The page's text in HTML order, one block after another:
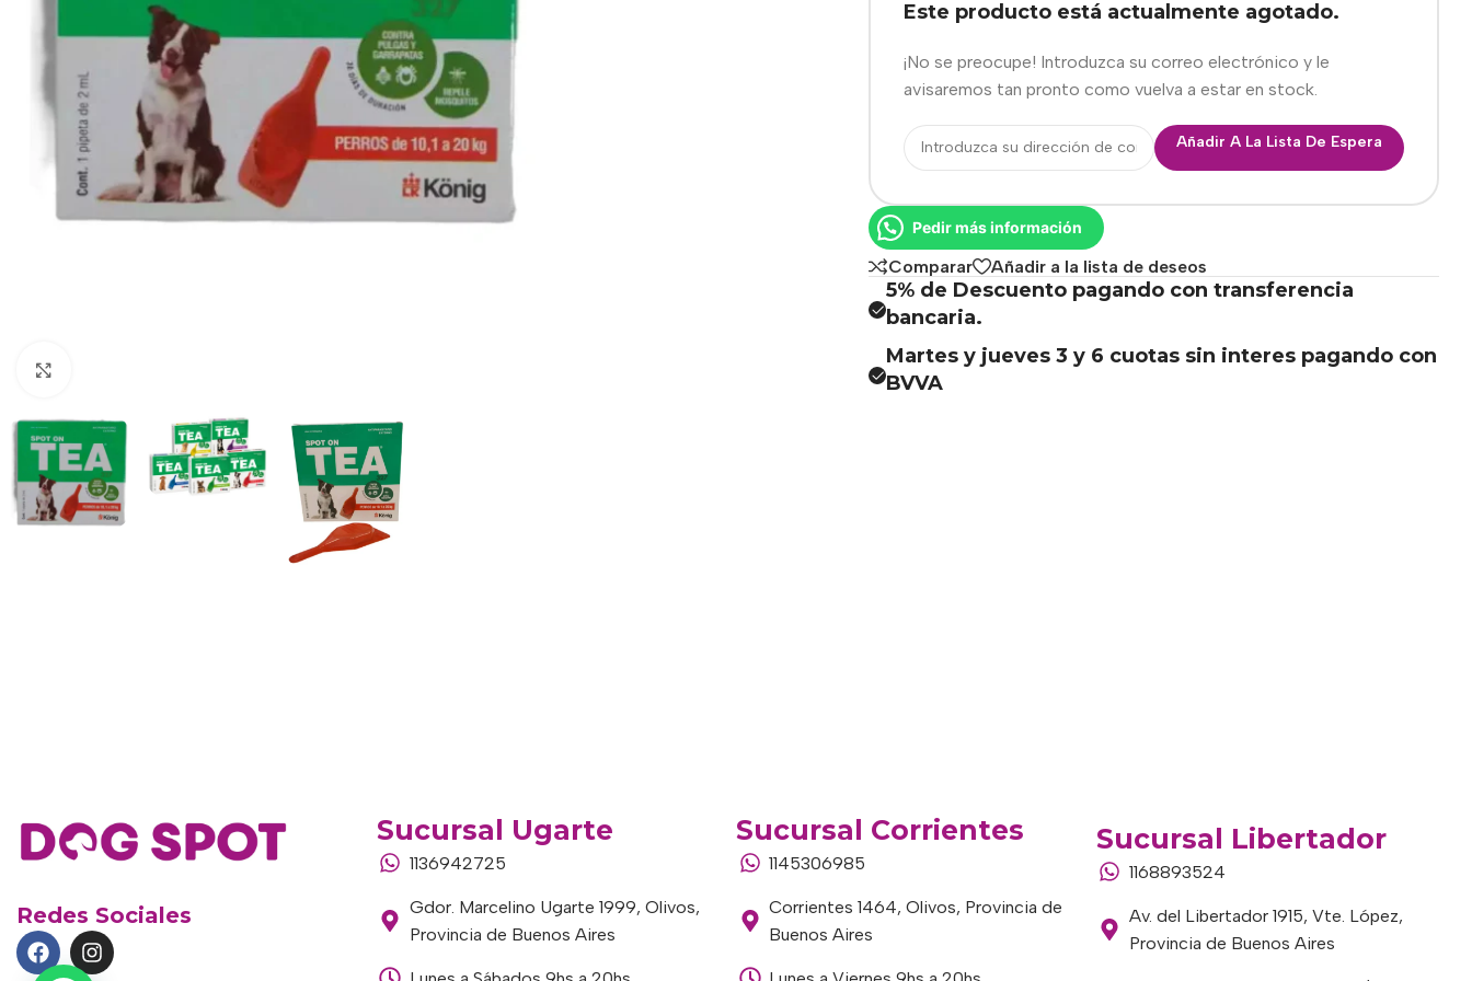
Este producto está actualmente agotado.
¡No se preocupe! Introduzca su correo electrónico y le
avisaremos tan pronto como vuelva a estar en stock.
Añadir A La Lista De Espera
Pedir más información
Comparar Añadir a la lista de deseos
5% de Descuento pagando con transferencia
bancaria.
Martes y jueves 3 y 6 cuotas sin interes pagando con
BVVA
Redes Sociales
Sucursal Ugarte
1136942725
Gdor. Marcelino Ugarte 1999, Olivos,
Provincia de Buenos Aires
Sucursal Corrientes
1145306985
Corrientes 1464, Olivos, Provincia de
Buenos Aires
Sucursal Libertador
1168893524
Av. del Libertador 1915, Vte. López,
Provincia de Buenos Aires